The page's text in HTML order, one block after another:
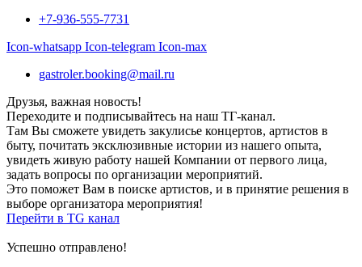
+7-936-555-7731
Icon-whatsapp Icon-telegram Icon-max
gastroler.booking@mail.ru
Друзья, важная новость!
Переходите и подписывайтесь на наш ТГ-канал.
Там Вы сможете увидеть закулисье концертов, артистов в
быту, почитать эксклюзивные истории из нашего опыта,
увидеть живую работу нашей Компании от первого лица,
задать вопросы по организации мероприятий.
Это поможет Вам в поиске артистов, и в принятие решения в
выборе организатора мероприятия!
Перейти в TG канал
Успешно отправлено!